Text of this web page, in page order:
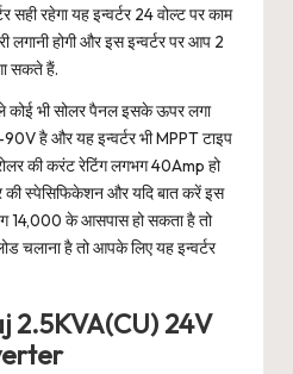
सही रहेगा यह इन्वर्टर 24 वोल्ट पर काम
लगानी होगी और इस इन्वर्टर पर आप 2
सकते हैं.
भी सोलर पैनल इसके ऊपर लगा
है और यह इन्वर्टर भी MPPT टाइप
की करंट रेटिंग लगभग 40Amp हो
की स्पेसिफिकेशन और यदि बात करें इस
14,000 के आसपास हो सकता है तो
चलाना है तो आपके लिए यह इन्वर्टर
2.5KVA(CU) 24V